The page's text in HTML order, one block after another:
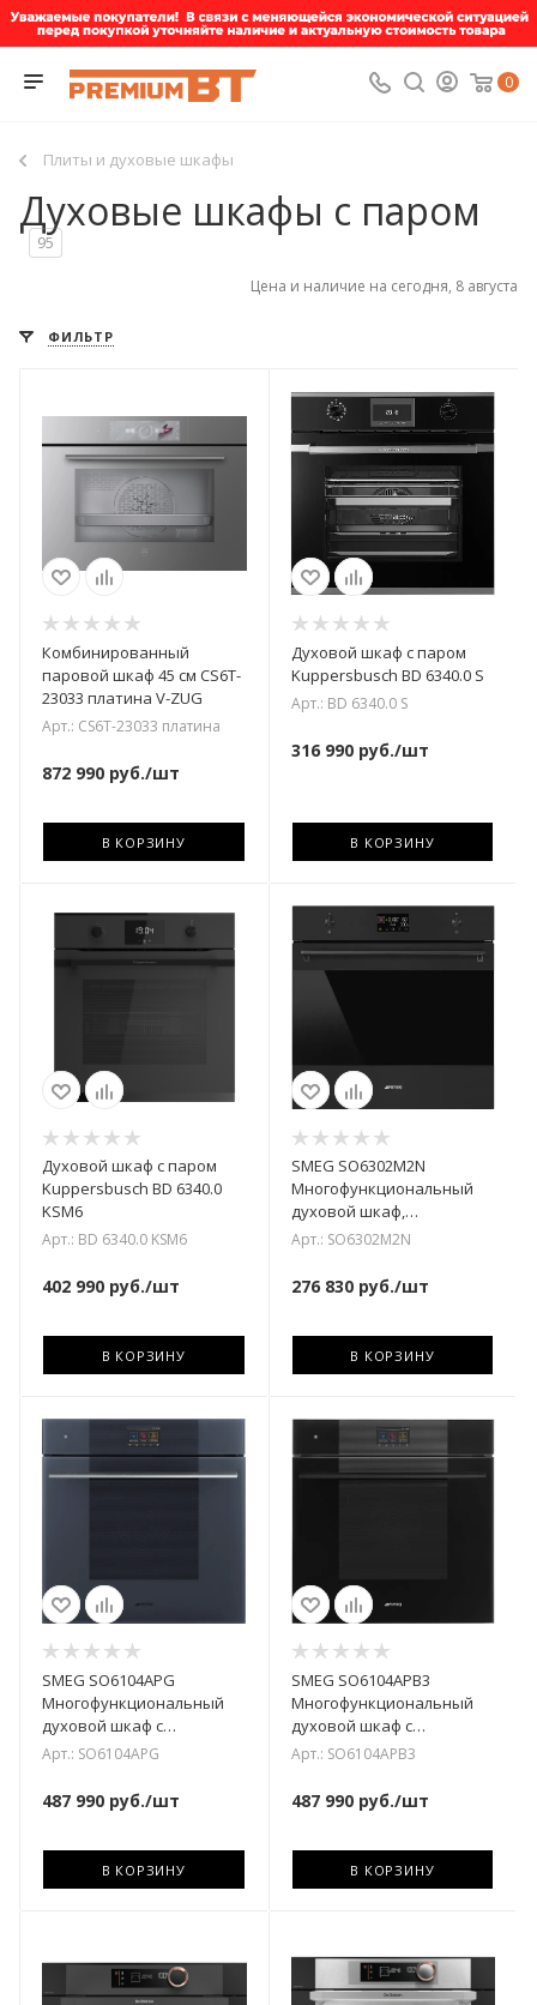
0
Плиты и духовые шкафы
Духовые шкафы с паром
95
Цена и наличие на сегодня, 8 августа
ФИЛЬТР
Комбинированный
паровой шкаф 45 см CS6T-
23033 платина V-ZUG
Арт.: CS6T-23033 платина
872 990 руб./шт
В КОРЗИНУ
Духовой шкаф с паром
Kuppersbusch BD 6340.0 S
Арт.: BD 6340.0 S
316 990руб./шт
В КОРЗИНУ
Духовой шкаф с паром
Kuppersbusch BD 6340.0
KSM6
Арт.: BD 6340.0 KSM6
402 990 руб./шт
В КОРЗИНУ
SMEG SO6302M2N
Многофункциональный
духовой шкаф,
комбинированный с
см, 11 фу
Арт.: SO6302M2N
276 830руб./шт
В КОРЗИНУ
SMEG SO6104APG
Многофункциональный
духовой шкаф с
технологией Multitech, 60
Арт.: SO6104APG
487 990 руб./шт
В КОРЗИНУ
SMEG SO6104APB3
Многофункциональный
духовой шкаф с
технологией Multitech, 60
Арт.: SO6104APB3
487 990руб./шт
В КОРЗИНУ